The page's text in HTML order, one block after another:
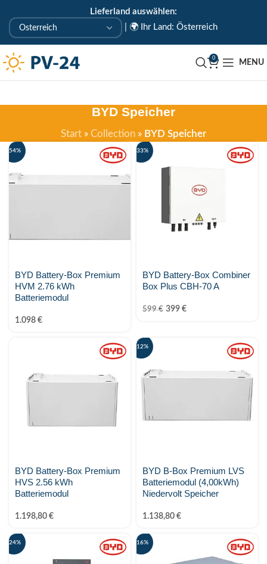
Lieferland auswählen:
🌍 Ihr Land: Österreich
0
MENU
BYD Speicher
Start » Collection » BYD Speicher
-54%
BYD Battery-Box Premium
HVM 2.76 kWh
Batteriemodul
1.098 €
-33%
BYD Battery-Box Combiner
Box Plus CBH-70 A
599€ 399 €
BYD Battery-Box Premium
HVS 2.56 kWh
Batteriemodul
1.198,80 €
-12%
BYD B-Box Premium LVS
Batteriemodul (4,00kWh)
Niedervolt Speicher
1.138,80 €
-24% -16%
KOSTENLOSE ABHOLUNG IN UNSEREM ABHOLLAGER
🇦🇹 Uderns/Zillertal/Tirol